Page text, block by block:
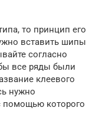
то принцип его
вставить шипы
согласно
все ряды были
клеевого
нужно
помощью которого